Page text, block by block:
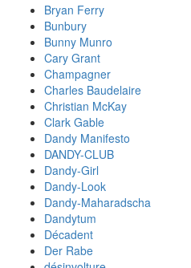
Bryan Ferry
Bunbury
Bunny Munro
Cary Grant
Champagner
Charles Baudelaire
Christian McKay
Clark Gable
Dandy Manifesto
DANDY-CLUB
Dandy-Girl
Dandy-Look
Dandy-Maharadscha
Dandytum
Décadent
Der Rabe